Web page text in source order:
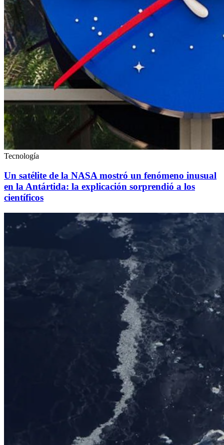
Tecnología
Un satélite de la NASA mostró un fenómeno inusual
en la Antártida: la explicación sorprendió a los
científicos